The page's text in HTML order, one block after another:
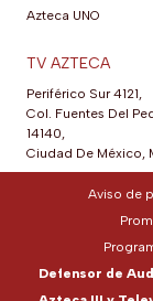
Azteca UNO
TV AZTECA
Periférico Sur 4121,
Col. Fuentes Del
14140,
Ciudad De México,
Aviso de
Defensor de